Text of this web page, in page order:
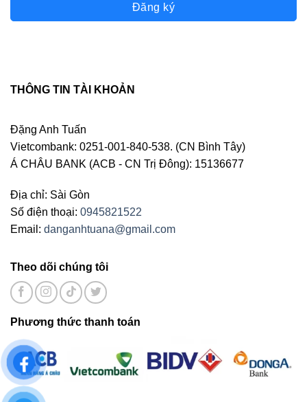
Đăng ký
THÔNG TIN TÀI KHOẢN
Đặng Anh Tuấn
Vietcombank: 0251-001-840-538. (CN Bình Tây)
Á CHÂU BANK (ACB - CN Trị Đông): 15136677
Địa chỉ: Sài Gòn
Số điện thoại: 0945821522
Email: danganhtuana@gmail.com
Theo dõi chúng tôi
Phương thức thanh toán